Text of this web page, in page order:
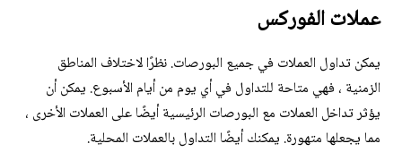
عملات الفوركس
يمكن تداول العملات في جميع البورصات. نظرًا لاختلاف المناطق
الزمنية ، فهي متاحة للتداول في أي يوم من أيام الأسبوع. يمكن أن
يؤثر تداخل العملات مع البورصات الرئيسية أيضًا على العملات الأخرى ،
مما يجعلها متهورة. يمكنك أيضًا التداول بالعملات المحلية.